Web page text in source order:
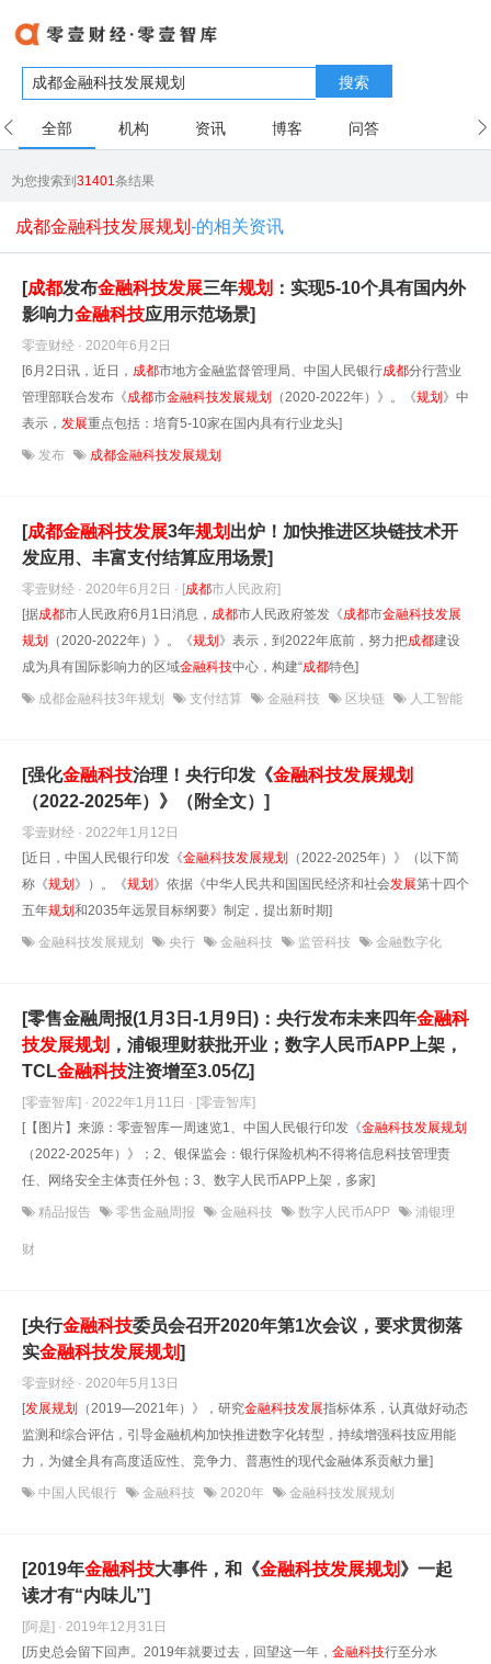
搜索
全部 机构 资讯 博客 问答
为您搜索到31401条结果
成都金融科技发展规划 -的相关资讯
[成都发布金融科技发展三年规划 ：实现5-10个具有国内外
影响力金融科技应用示范场景]
零壹财经 · 2020年6月2日
[6月2日讯，近日， 成都市地方金融监督管理局、中国人民银行成都分行营业
管理部联合发布《成都市金融科技发展规划 （2020-2022年）》。《规划》中
表示， 发展重点包括：培育5-10家在国内具有行业龙头]
发布 成都金融科技发展规划
[成都金融科技发展3年规划 出炉！加快推进区块链技术开
发应用、丰富支付结算应用场景]
零壹财经 · 2020年6月2日 · [成都市人民政府]
[据成都市人民政府6月1日消息， 成都市人民政府签发《成都市金融科技发展
规划 （2020-2022年）》。《规划》表示，到2022年底前，努力把成都建设
成为具有国际影响力的区域金融科技中心，构建“成都特色]
成都金融科技3年规划 支付结算 金融科技 区块链 人工智能
[强化金融科技治理！央行印发《金融科技发展规划
（2022-2025年）》（附全文）]
零壹财经 · 2022年1月12日
[近日，中国人民银行印发《金融科技发展规划 （2022-2025年）》（以下简
称《规划》）。《规划》依据《中华人民共和国国民经济和社会发展第十四个
五年规划和2035年远景目标纲要》制定，提出新时期]
金融科技发展规划 央行 金融科技 监管科技 金融数字化
[零售金融周报(1月3日-1月9日)：央行发布未来四年金融科
技发展规划 ，浦银理财获批开业；数字人民币APP上架，
TCL金融科技注资增至3.05亿]
[零壹智库] · 2022年1月11日 · [零壹智库]
[【图片】来源：零壹智库一周速览1、中国人民银行印发《金融科技发展规划
（2022-2025年）》；2、银保监会：银行保险机构不得将信息科技管理责
任、网络安全主体责任外包；3、数字人民币APP上架，多家]
精品报告 零售金融周报 金融科技 数字人民币APP 浦银理
财
[央行金融科技委员会召开2020年第1次会议，要求贯彻落
实金融科技发展规划]
零壹财经 · 2020年5月13日
[发展规划 （2019—2021年）》，研究金融科技发展指标体系，认真做好动态
监测和综合评估，引导金融机构加快推进数字化转型，持续增强科技应用能
力，为健全具有高度适应性、竞争力、普惠性的现代金融体系贡献力量]
中国人民银行 金融科技 2020年 金融科技发展规划
[​2019年金融科技大事件，和《金融科技发展规划 》一起
读才有“内味儿”]
[阿是] · 2019年12月31日
[历史总会留下回声。2019年就要过去，回望这一年， 金融科技行至分水